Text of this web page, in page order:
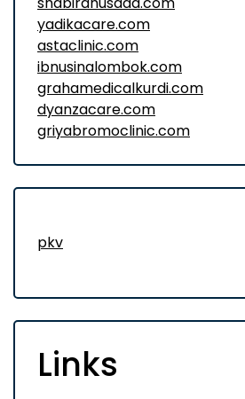
yadikacare.com
astaclinic.com
ibnusinalombok.com
grahamedicalkurdi.com
dyanzacare.com
griyabromoclinic.com
pkv
Links